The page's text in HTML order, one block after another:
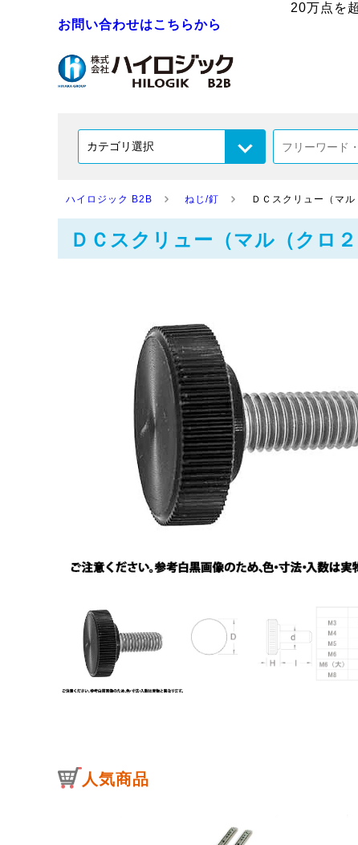
20万点を
お問い合わせはこちらから
ハイロジック B2B ねじ/釘 ＤＣスクリュー（マ
ＤＣスクリュー（マル（クロ
人気商品